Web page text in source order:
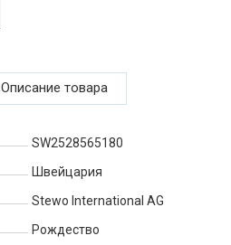
Описание товара
SW2528565180
Швейцария
Stewo International AG
Рождество